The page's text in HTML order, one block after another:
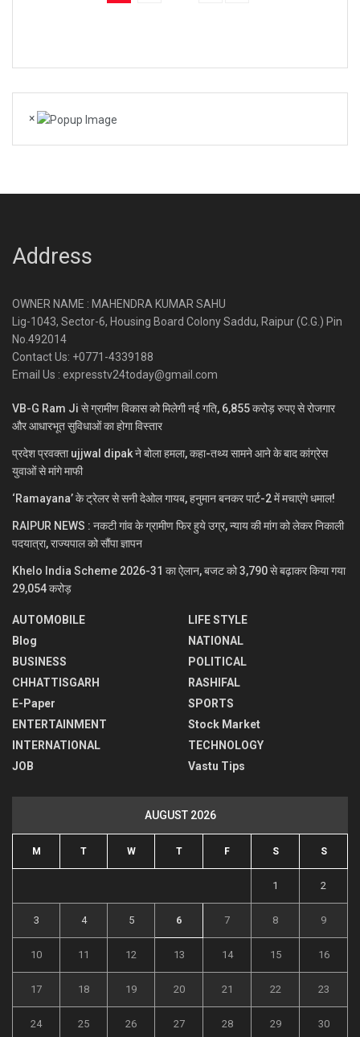
×
Address
OWNER NAME : MAHENDRA KUMAR SAHU
Lig-1043, Sector-6, Housing Board Colony Saddu, Raipur (C.G.) Pin
No.492014
Contact Us: +0771-4339188
Email Us : expresstv24today@gmail.com
VB-G Ram Ji से ग्रामीण विकास को मिलेगी नई गति, 6,855 करोड़ रुपए से रोजगार
और आधारभूत सुविधाओं का होगा विस्तार
प्रदेश प्रवक्ता ujjwal dipak ने बोला हमला, कहा-तथ्य सामने आने के बाद कांग्रेस
युवाओं से मांगे माफी
‘Ramayana’ के ट्रेलर से सनी देओल गायब, हनुमान बनकर पार्ट-2 में मचाएंगे धमाल!
RAIPUR NEWS : नकटी गांव के ग्रामीण फिर हुये उग्र, न्याय की मांग को लेकर निकाली
पदयात्रा, राज्यपाल को सौंपा ज्ञापन
Khelo India Scheme 2026-31 का ऐलान, बजट को 3,790 से बढ़ाकर किया गया
29,054 करोड़
AUTOMOBILE
Blog
BUSINESS
CHHATTISGARH
E-Paper
ENTERTAINMENT
INTERNATIONAL
JOB
LIFE STYLE
NATIONAL
POLITICAL
RASHIFAL
SPORTS
Stock Market
TECHNOLOGY
Vastu Tips
AUGUST 2026
M T W T F S S
1 2
3 4 5 6 7 8 9
10 11 12 13 14 15 16
17 18 19 20 21 22 23
24 25 26 27 28 29 30